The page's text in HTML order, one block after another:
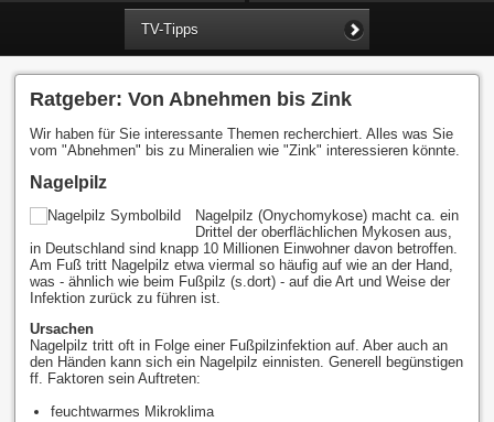
TV-Tipps
Ratgeber: Von Abnehmen bis Zink
Wir haben für Sie interessante Themen recherchiert. Alles was Sie
vom "Abnehmen" bis zu Mineralien wie "Zink" interessieren könnte.
Nagelpilz
Nagelpilz (Onychomykose) macht ca. ein
Drittel der oberflächlichen Mykosen aus,
in Deutschland sind knapp 10 Millionen Einwohner davon betroffen.
Am Fuß tritt Nagelpilz etwa viermal so häufig auf wie an der Hand,
was - ähnlich wie beim Fußpilz (s.dort) - auf die Art und Weise der
Infektion zurück zu führen ist.
Ursachen
Nagelpilz tritt oft in Folge einer Fußpilzinfektion auf. Aber auch an
den Händen kann sich ein Nagelpilz einnisten. Generell begünstigen
ff. Faktoren sein Auftreten:
feuchtwarmes Mikroklima